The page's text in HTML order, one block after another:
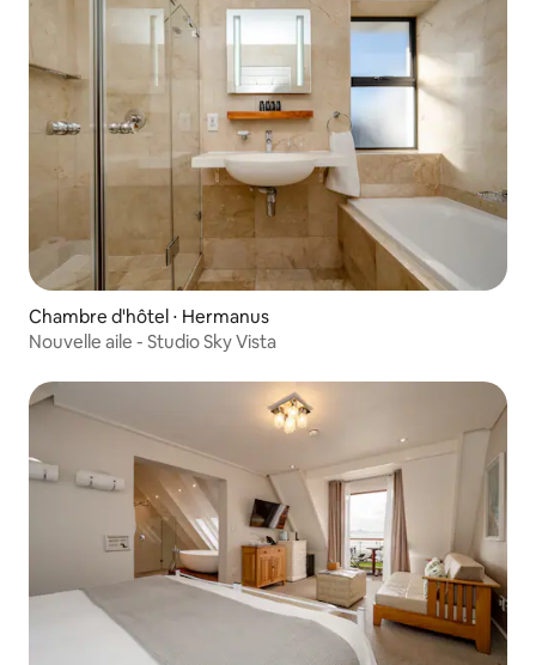
Chambre d'hôtel ⋅ Hermanus
Nouvelle aile - Studio Sky Vista